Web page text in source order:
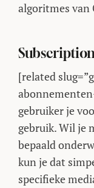
algoritmes van
[related
gebruiker je
gebruik. Wil je
bepaald
kun je dat
specifieke